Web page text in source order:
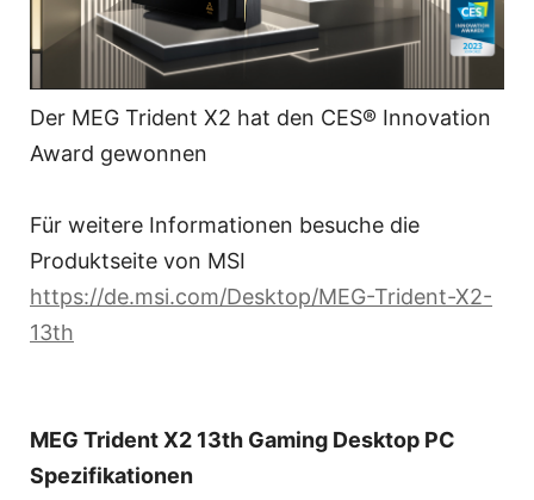
Der MEG Trident X2 hat den CES® Innovation
Award gewonnen
Für weitere Informationen besuche die
Produktseite von MSI
https://de.msi.com/Desktop/MEG-Trident-X2-
13th
MEG Trident X2 13th Gaming Desktop PC
Spezifikationen